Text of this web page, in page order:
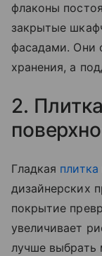
флаконы
закрытые
фасадами. Они
хранения, а
2.
Гладкая плитка
дизайнерских
покрытие
увеличивает
лучше выбрать